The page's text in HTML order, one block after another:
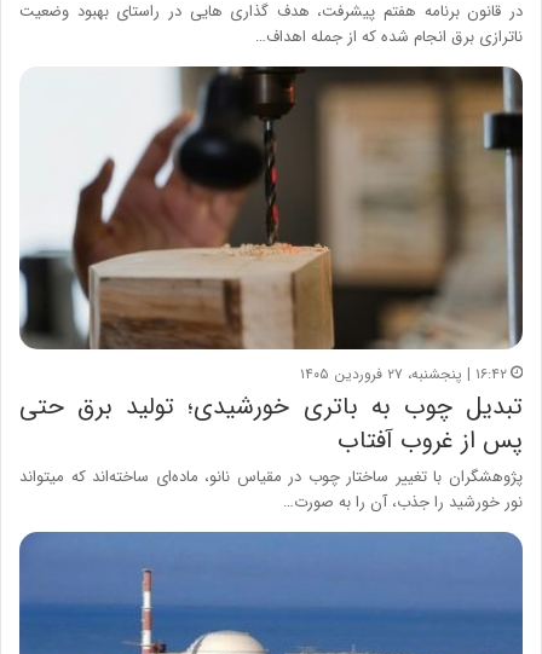
در قانون برنامه هفتم پیشرفت، هدف گذاری هایی در راستای بهبود وضعیت
ناترازی برق انجام شده که از جمله اهداف…
۱۶:۴۲ | پنجشنبه، ۲۷ فروردین ۱۴۰۵
تبدیل چوب به باتری خورشیدی؛ تولید برق حتی
پس از غروب آفتاب
پژوهشگران با تغییر ساختار چوب در مقیاس نانو، ماده‌ای ساخته‌اند که میتواند
نور خورشید را جذب، آن را به صورت…